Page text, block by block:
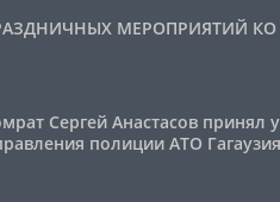
МЕРОПРИЯТИЙ КО
Сергей Анастасов
полиции АТО